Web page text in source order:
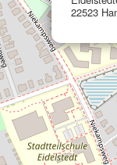
22523
von
Erstellung von
Werbung
Verwendung
personalisierter
Erstellung von
von Inhalten